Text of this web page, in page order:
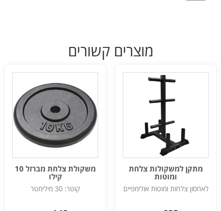
מוצרים קשורים
מתקן למשקולות צלחת
ומוטות
לאחסון צלחות ומוטות אולימפיים
משקולת צלחת מברזל 10
קילו
קוטר: 30 מילימטר